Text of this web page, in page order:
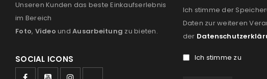
Unseren Kunden das beste Einkaufserlebnis
im Bereich
Foto, Video und Ausarbeitung zu bieten.
SOCIAL ICONS
Ich stimme der
Daten zur weiteren
der
Ich stimme zu